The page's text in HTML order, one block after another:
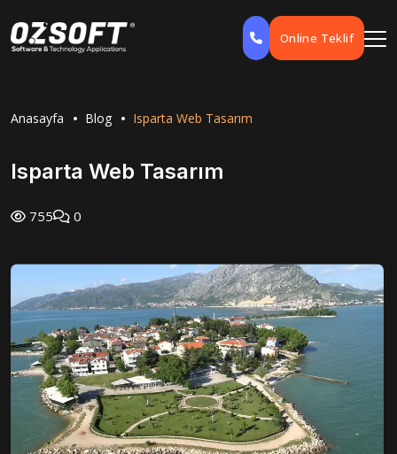
Online Teklif
Anasayfa Blog Isparta Web Tasarım
Isparta Web Tasarım
755 0